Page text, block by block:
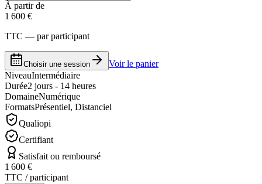
À partir de
1 600 €
TTC — par participant
Choisir une session
Voir le panier
NiveauIntermédiaire
Durée2 jours - 14 heures
DomaineNumérique
FormatsPrésentiel, Distanciel
Qualiopi
Certifiant
Satisfait ou remboursé
1 600 €
TTC / participant